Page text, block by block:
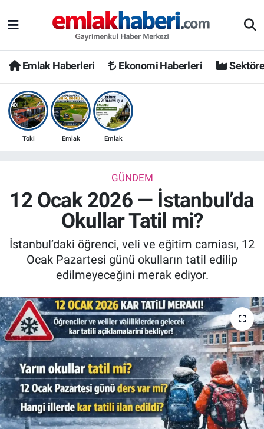
Emlak Haberleri Ekonomi Haberleri
Toki Emlak Emlak
GÜNDEM
12 Ocak 2026 — İstanbul’da
Okullar Tatil mi?
İstanbul’daki öğrenci, veli ve eğitim camiası, 12
Ocak Pazartesi günü okulların tatil edilip
edilmeyeceğini merak ediyor.